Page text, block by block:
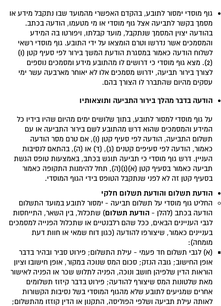
גוף מוסדי ימסור לתובע, בהקדם האפשרי מהמועד שבו נתקבל מידע או
מסמך בקשר לתביעה אצל גוף מוסדי או מי מטעמו, הודעה בכתב.
בהודעה יצוין המסמך שנתקבל, מועד קבלתו, ויפורטו בה המידע
והמסמכים אשר נדרשו וטרם הומצאו על ידי התובע. גוף מוסדי רשאי
לשלוח הודעה כאמור במסגרת הודעת המשך בירור לפי סעיף קטן (ו)
(2). מצא גוף מוסדי כי דרושים לו מהתובע מידע ומסמכים נוספים
לצורך בירור תביעה, ידרוש מסמכים אלו לא יאוחר מארבעה עשר ימי
עסקים מהיום שהתברר לו הצורך בהם.
הודעה בדבר מהלך בירור התביעה ותוצאותיו
על גוף מוסדי למסור לתובע, בתוך שלושים ימים מהיום שהיו בידיו כל
המידע והמסמכים שהוא דרש מהתובע לשם בירור התביעה או עם
תשלום התביעה, הודעה לפי סעיף קטן (ו), אם טרם מסר הודעה
כאמור, הודעה לפי סעיפים קטנים (ג), (ד) או (ה), בהתאם לנסיבות
העניין. דרש גוף מוסדי כי תביעה תוגש בכתב, באמצעות טופס הגשת
תביעה כאמור בסעיף קטן (א)(1)(ה), תחל להימנות התקופה כאמור
בסעיף קטן זה לא לפני שנתקבל הטופס בידי הגוף המוסדי.
הודעת תשלום והודעת תשלום חלקי
החליט גוף מוסדי על תשלום תביעה - ימסור לתובע במועד התשלום
הודעה בכתב (להלן -הודעת תשלום) שתכלול, בין השאר, התייחסות
לגבי העניינים הבאים, ככל שהם רלבנטיים או שתכלול הפנייה למסמכים
בעניינים כאמור, שיצורפו להודעה (כגון דוח שמאי או חוות דעת
מומחה):
(א) לגבי תשלום חד פעמי - עילת התשלום; פירוט סביר ובהיר בדבר
אופן החישוב; גובה הנזק; סכום המס שנוכה במקור, אופן חישובו וציון
הוראות הדין שלפיהן חושב ונוכה, הפניה לתלוש שכר או הפניה לאישור
מאת שלטונות המס שיצורף להודעה; פירוט בדבר קיזוז תשלומים
אחרים שמגיעים לתובע שלא מהגוף המוסדי בשל נסיבות הקשורות
לאותה עילת תביעה ושלפי הפוליסה, התקנון או הדין קוזזו מהתשלום;